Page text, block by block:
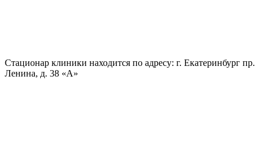
Стационар клиники находится по адресу: г. Екатеринбург пр.
Ленина, д. 38 «А»